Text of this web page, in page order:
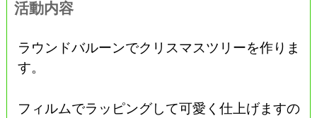
活動内容
ラウンドバルーンでクリスマスツリーを作りま
す。
フィルムでラッピングして可愛く仕上げますの